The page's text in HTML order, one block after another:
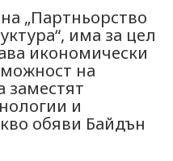
„Партньорство
има за цел
икономически
на
заместят
и
обяви Байдън